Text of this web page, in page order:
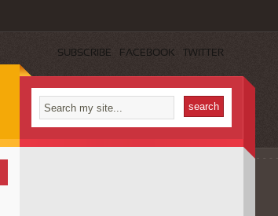
SUBSCRIBE FACEBOOK TWITTER